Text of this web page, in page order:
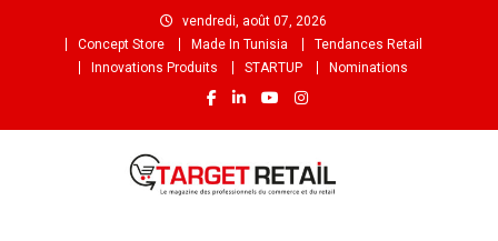
vendredi, août 07, 2026
Concept Store
Made In Tunisia
Tendances Retail
Innovations Produits
STARTUP Nominations